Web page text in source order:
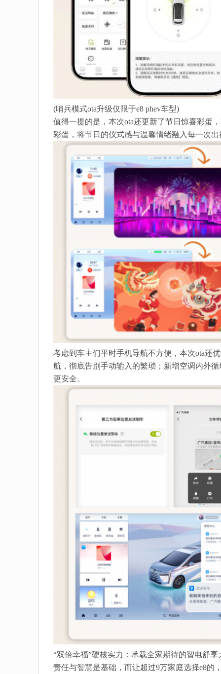
(哨兵模式ota升级仅限于e8 phev车型)
值得一提的是，本次ota还更新了节日惊喜彩蛋
彩蛋，将节日的仪式感与温馨情绪融入每一次
考虑到车主们平时手机导航不方便，本次ota还
航，彻底告别手动输入的繁琐；新增空调内外
更安全。
“双倍幸福”硬核实力：承载全家期待的智电舒享
责任与智慧是基础，而让超过9万家庭选择e8的